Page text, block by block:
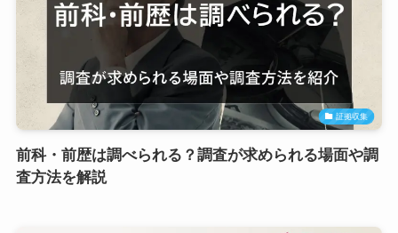
証拠収集
前科・前歴は調べられる？調査が求められる場面や調
査方法を解説